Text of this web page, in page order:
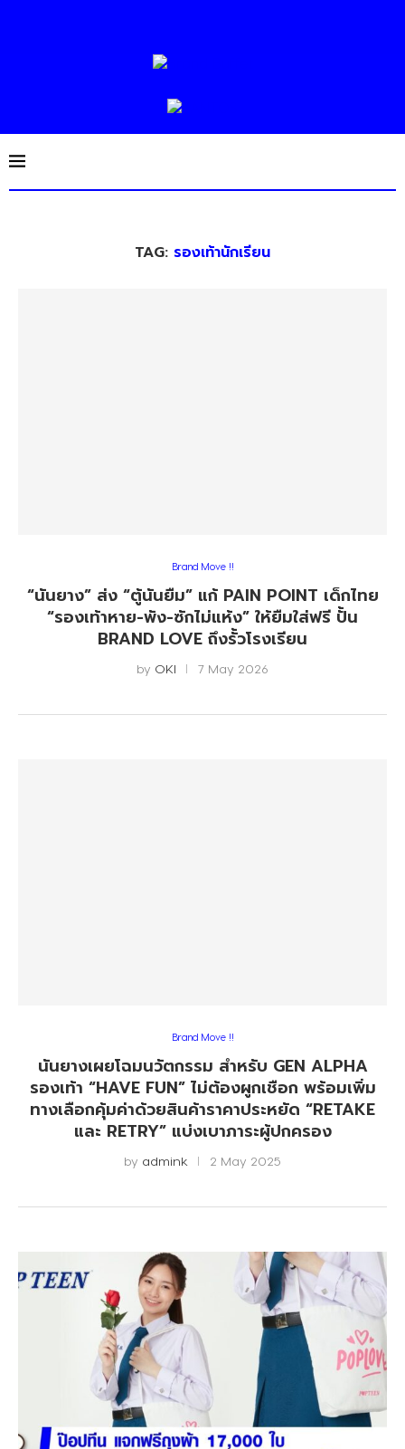
TAG: รองเท้านักเรียน
Brand Move !!
“นันยาง” ส่ง “ตู้นันยืม” แก้ PAIN POINT เด็กไทย
“รองเท้าหาย-พัง-ซักไม่แห้ง” ให้ยืมใส่ฟรี ปั้น
BRAND LOVE ถึงรั้วโรงเรียน
by OKI 7 May 2026
Brand Move !!
นันยางเผยโฉมนวัตกรรม สำหรับ GEN ALPHA
รองเท้า “HAVE FUN” ไม่ต้องผูกเชือก พร้อมเพิ่ม
ทางเลือกคุ้มค่าด้วยสินค้าราคาประหยัด “RETAKE
และ RETRY” แบ่งเบาภาระผู้ปกครอง
by admink 2 May 2025